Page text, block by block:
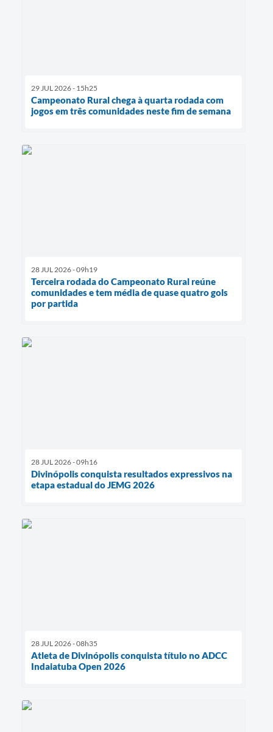
29 JUL 2026 - 15h25
Campeonato Rural chega à quarta rodada com
jogos em três comunidades neste fim de semana
28 JUL 2026 - 09h19
Terceira rodada do Campeonato Rural reúne
comunidades e tem média de quase quatro gols
por partida
28 JUL 2026 - 09h16
Divinópolis conquista resultados expressivos na
etapa estadual do JEMG 2026
28 JUL 2026 - 08h35
Atleta de Divinópolis conquista título no ADCC
Indaiatuba Open 2026